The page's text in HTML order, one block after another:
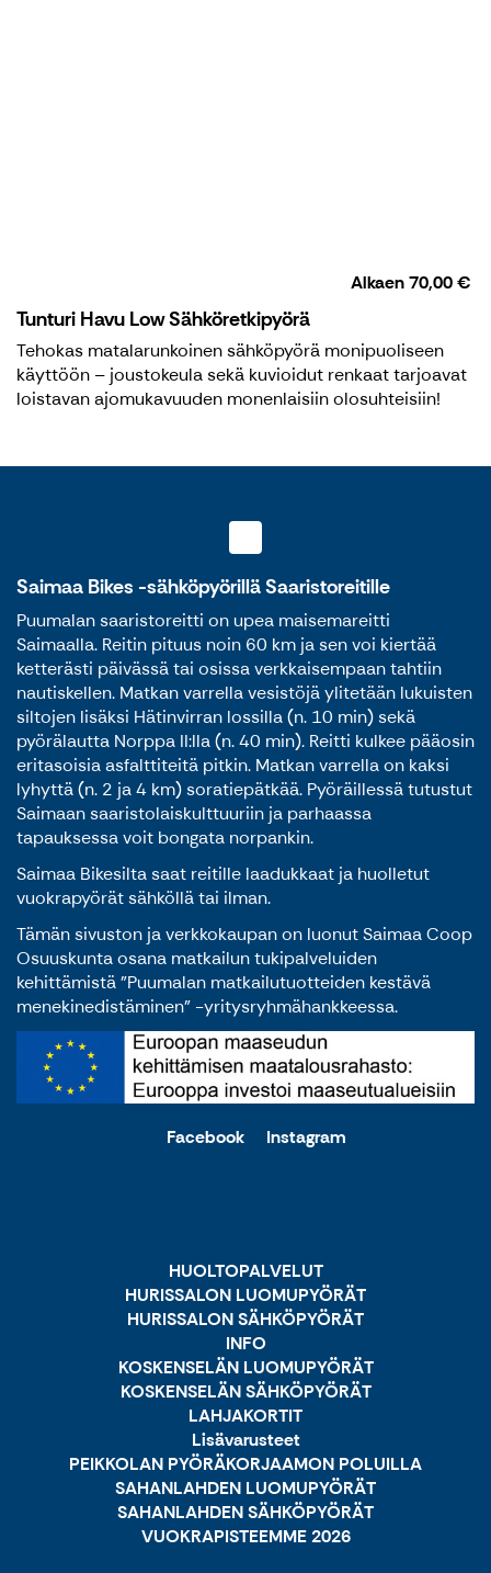
Alkaen70,00 €
Tunturi Havu Low Sähköretkipyörä
Tehokas matalarunkoinen sähköpyörä monipuoliseen
käyttöön – joustokeula sekä kuvioidut renkaat tarjoavat
loistavan ajomukavuuden monenlaisiin olosuhteisiin!
Saimaa Bikes -sähköpyörillä Saaristoreitille
Puumalan saaristoreitti on upea maisemareitti
Saimaalla. Reitin pituus noin 60 km ja sen voi kiertää
ketterästi päivässä tai osissa verkkaisempaan tahtiin
nautiskellen. Matkan varrella vesistöjä ylitetään lukuisten
siltojen lisäksi Hätinvirran lossilla (n. 10 min) sekä
pyörälautta Norppa II:lla (n. 40 min). Reitti kulkee pääosin
eritasoisia asfalttiteitä pitkin. Matkan varrella on kaksi
lyhyttä (n. 2 ja 4 km) soratiepätkää. Pyöräillessä tutustut
Saimaan saaristolaiskulttuuriin ja parhaassa
tapauksessa voit bongata norpankin.
Saimaa Bikesilta saat reitille laadukkaat ja huolletut
vuokrapyörät sähköllä tai ilman.
Tämän sivuston ja verkkokaupan on luonut Saimaa Coop
Osuuskunta osana matkailun tukipalveluiden
kehittämistä "Puumalan matkailutuotteiden kestävä
menekinedistäminen" -yritysryhmähankkeessa.
Facebook Instagram
HUOLTOPALVELUT
HURISSALON LUOMUPYÖRÄT
HURISSALON SÄHKÖPYÖRÄT
INFO
KOSKENSELÄN LUOMUPYÖRÄT
KOSKENSELÄN SÄHKÖPYÖRÄT
LAHJAKORTIT
Lisävarusteet
PEIKKOLAN PYÖRÄKORJAAMON POLUILLA
SAHANLAHDEN LUOMUPYÖRÄT
SAHANLAHDEN SÄHKÖPYÖRÄT
VUOKRAPISTEEMME 2026